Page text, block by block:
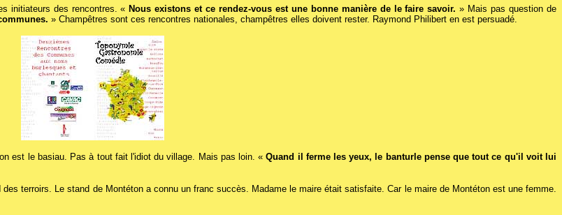
initiateurs des rencontres. « Nous existons et ce rendez-vous est une bonne manière de le faire savoir.» Mais pas question de
» Champêtres sont ces rencontres nationales, champêtres elles doivent rester. Raymond Philibert en est persuadé.
est le basiau. Pas à tout fait l'idiot du village. Mais pas loin. «Quand il ferme les yeux, le banturle pense que tout ce qu'il voit lui
terroirs. Le stand de Montéton a connu un franc succès. Madame le maire était satisfaite. Car le maire de Montéton est une femme.